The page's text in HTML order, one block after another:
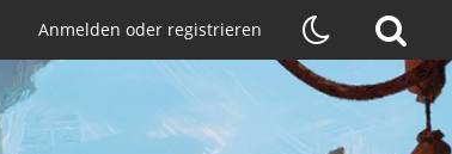
Anmelden oder registrieren